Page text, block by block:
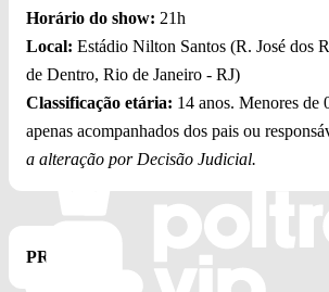
Horário do show: 21h
Local: Estádio Nilton Santos (R. José dos
de Dentro, Rio de Janeiro - RJ)
Classificação etária: 14 anos. Menores de
apenas acompanhados dos pais ou
a alteração por Decisão Judicial.
PREÇOS